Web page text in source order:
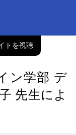
ト
ン学部 デ
先生によ